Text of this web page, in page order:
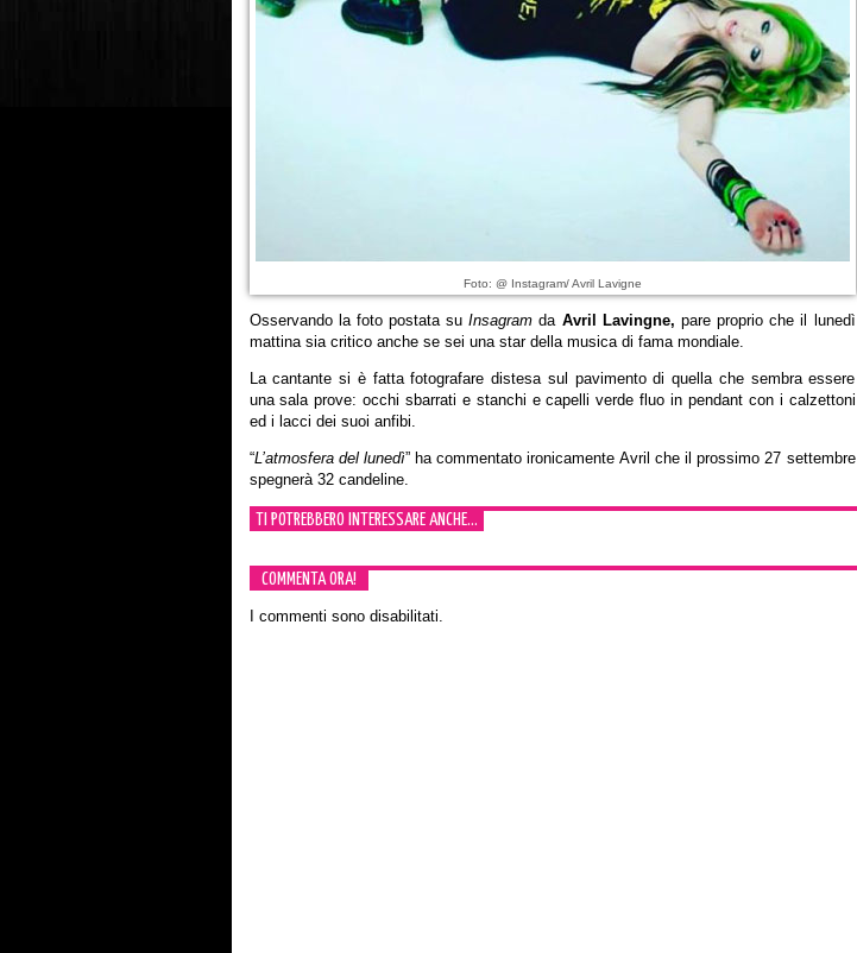
Foto: @ Instagram/ Avril Lavigne
Osservando la foto postata suInsagram da Avril Lavingne, pare proprio che il lunedì
mattina sia critico anche se sei una star della musica di fama mondiale.
La cantante si è fatta fotografare distesa sul pavimento di quella che sembra essere
una sala prove: occhi sbarrati e stanchi e capelli verde fluo in pendant con i calzettoni
ed i lacci dei suoi anfibi.
“L’atmosfera del lunedì” ha commentato ironicamente Avril che il prossimo 27 settembre
spegnerà 32 candeline.
TI POTREBBERO INTERESSARE ANCHE...
COMMENTA ORA!
I commenti sono disabilitati.